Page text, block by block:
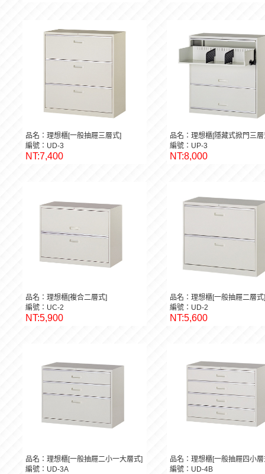
品名：理想櫃[一般抽屜三層式]
編號：UD-3
NT:7,400
品名：理想櫃[隱藏式掀門三層
編號：UP-3
NT:8,000
品名：理想櫃[複合二層式]
編號：UC-2
NT:5,900
品名：理想櫃[一般抽屜二層式]
編號：UD-2
NT:5,600
品名：理想櫃[一般抽屜二小一大層式]
編號：UD-3A
品名：理想櫃[一般抽屜四小層
編號：UD-4B